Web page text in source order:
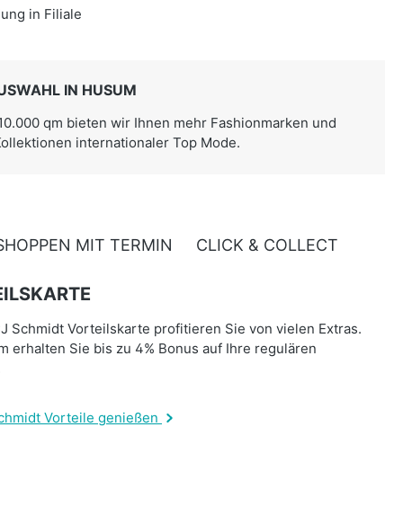
in Filiale
IN HUSUM
qm bieten wir Ihnen mehr Fashionmarken und
internationaler Top Mode.
MIT TERMIN CLICK & COLLECT
Schmidt Vorteilskarte profitieren Sie von vielen Extras.
erhalten Sie bis zu 4% Bonus auf Ihre regulären
Vorteile genießen